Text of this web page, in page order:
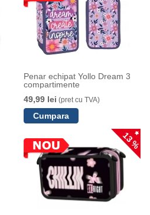
Penar echipat Yollo Dream 3
compartimente
49,99 lei (pret cu TVA)
13 %